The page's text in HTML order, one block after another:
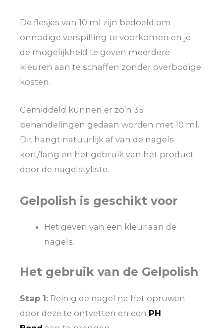
De flesjes van 10 ml zijn bedoeld om
onnodige verspilling te voorkomen en je
de mogelijkheid te geven meerdere
kleuren aan te schaffen zonder overbodige
kosten.
Gemiddeld kunnen er zo’n 35
behandelingen gedaan worden met 10 ml.
Dit hangt natuurlijk af van de nagels
kort/lang en het gebruik van het product
door de nagelstyliste.
Gelpolish is geschikt voor
Het geven van een kleur aan de
nagels.
Het gebruik van de Gelpolish
Stap 1: Reinig de nagel na het opruwen
door deze te ontvetten en een PH